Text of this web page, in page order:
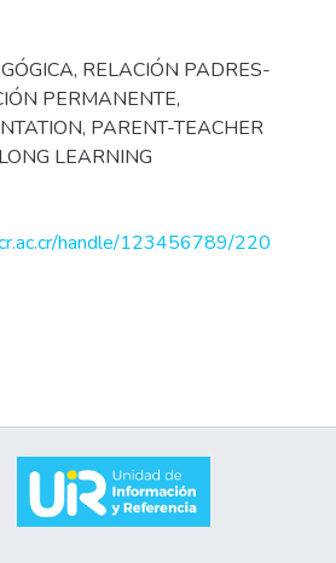
, RELACIÓN PADRES-
PERMANENTE,
, PARENT-TEACHER
LEARNING
handle/123456789/220